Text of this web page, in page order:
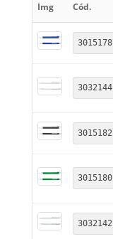
Img Cód.
3015178
3032144
3015182
3015180
3032142